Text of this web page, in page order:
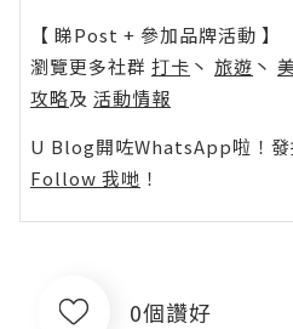
【 睇Post + 參加品牌活動 】
瀏覽更多社群 打卡 丶 旅遊 丶
攻略及 活動情報
U Blog開咗WhatsApp啦！發
Follow 我哋 ！
0個讚好